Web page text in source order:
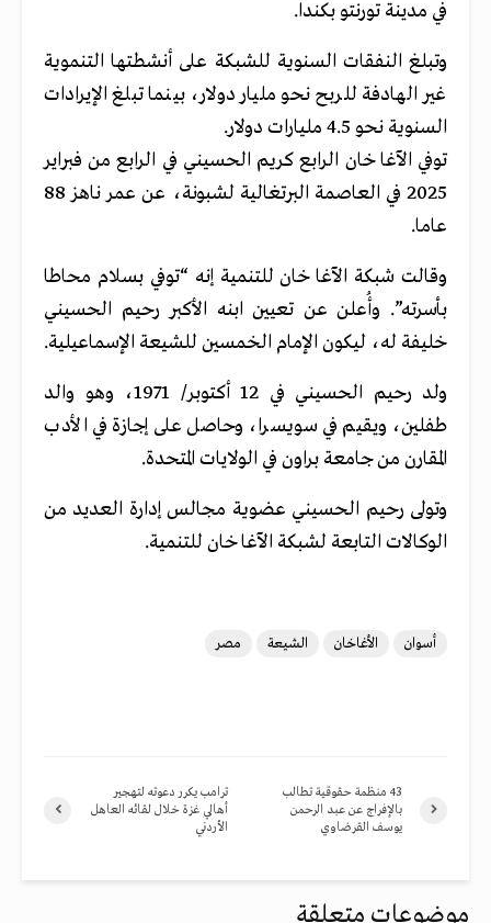
في مدينة تورنتو بكندا.
وتبلغ النفقات السنوية للشبكة على أنشطتها التنموية
غير الهادفة للربح نحو مليار دولار، بينما تبلغ الإيرادات
السنوية نحو 4.5 مليارات دولار.
توفي الآغا خان الرابع كريم الحسيني في الرابع من فبراير
2025 في العاصمة البرتغالية لشبونة، عن عمر ناهز 88
عاما.
وقالت شبكة الآغا خان للتنمية إنه “توفي بسلام محاطا
بأسرته”. وأُعلن عن تعيين ابنه الأكبر رحيم الحسيني
خليفة له، ليكون الإمام الخمسين للشيعة الإسماعيلية.
ولد رحيم الحسيني في 12 أكتوبر/ 1971، وهو والد
طفلين، ويقيم في سويسرا، وحاصل على إجازة في الأدب
المقارن من جامعة براون في الولايات المتحدة.
وتولى رحيم الحسيني عضوية مجالس إدارة العديد من
الوكالات التابعة لشبكة الآغا خان للتنمية.
أسوان الأغاخان الشيعة مصر
ترامب يكرر دعوته لتهجير
أهالي غزة خلال لقائه العاهل
الأردني
43 منظمة حقوقية تطالب
بالإفراج عن عبد الرحمن
يوسف القرضاوي
موضوعات متعلقة